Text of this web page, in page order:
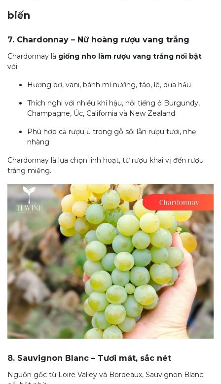
biến
7. Chardonnay – Nữ hoàng rượu vang trắng
Chardonnay là giống nho làm rượu vang trắng nổi bật
với:
Hương bơ, vani, bánh mì nướng, táo, lê, dưa hấu
Thích nghi với nhiều khí hậu, nổi tiếng ở Burgundy,
Champagne, Úc, California và New Zealand
Phù hợp cả rượu ủ trong gỗ sồi lẫn rượu tươi, nhẹ
nhàng
Chardonnay là lựa chọn linh hoạt, từ rượu khai vị đến rượu
tráng miệng.
8. Sauvignon Blanc – Tươi mát, sắc nét
Nguồn gốc từ Loire Valley và Bordeaux, Sauvignon Blanc